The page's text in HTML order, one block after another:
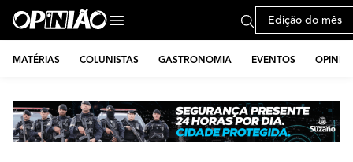
Edição do mês
MATÉRIAS COLUNISTAS GASTRONOMIA EVENTOS